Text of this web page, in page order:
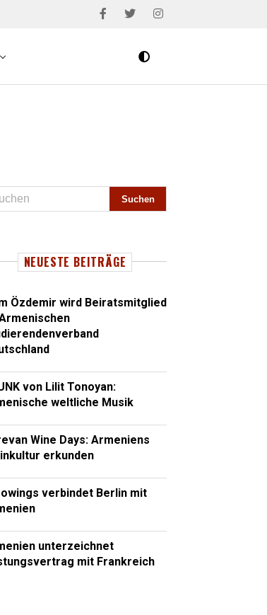
NEUESTE BEITRÄGE
Özdemir wird Beiratsmitglied
von Lilit Tonoyan:
weltliche Musik
Wine Days: Armeniens
erkunden
verbindet Berlin mit
unterzeichnet
mit Frankreich